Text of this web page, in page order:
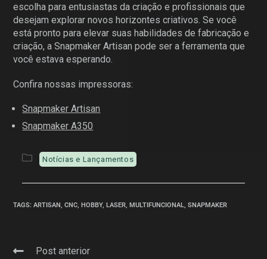
escolha para entusiastas da criação e profissionais que
desejam explorar novos horizontes criativos. Se você
está pronto para elevar suas habilidades de fabricação e
criação, a Snapmaker Artisan pode ser a ferramenta que
você estava esperando.
Confira nossas impressoras:
Snapmaker Artisan
Snapmaker A350
Notícias e Lançamentos
TAGS:ARTISAN, CNC, HOBBY, LASER, MULTIFUNCIONAL, SNAPMAKER
Post anterior